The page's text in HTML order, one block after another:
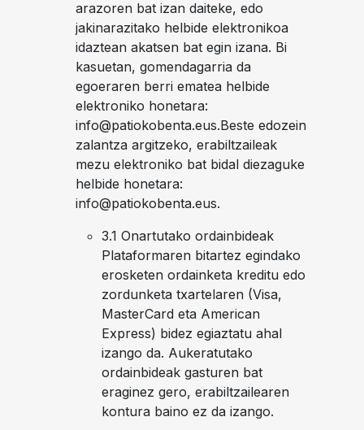
arazoren bat izan daiteke, edo
jakinarazitako helbide elektronikoa
idaztean akatsen bat egin izana. Bi
kasuetan, gomendagarria da
egoeraren berri ematea helbide
elektroniko honetara:
info@patiokobenta.eus.Beste edozein
zalantza argitzeko, erabiltzaileak
mezu elektroniko bat bidal diezaguke
helbide honetara:
info@patiokobenta.eus.
3.1 Onartutako ordainbideak
Plataformaren bitartez egindako
erosketen ordainketa kreditu edo
zordunketa txartelaren (Visa,
MasterCard eta American
Express) bidez egiaztatu ahal
izango da. Aukeratutako
ordainbideak gasturen bat
eraginez gero, erabiltzailearen
kontura baino ez da izango.